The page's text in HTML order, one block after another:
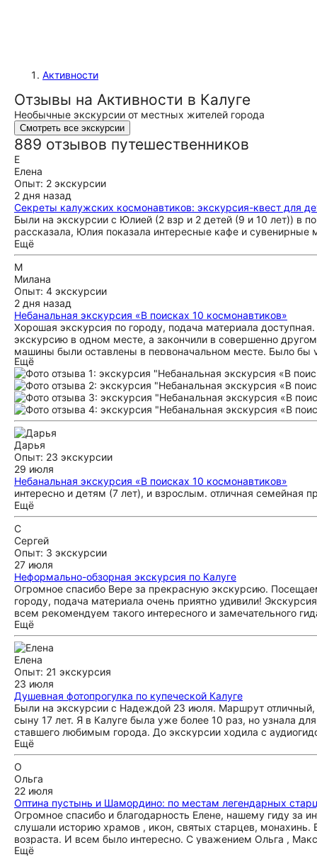
Активности
Отзывы на Активности в Калуге
Необычные экскурсии от местных жителей города
Смотреть все экскурсии
889 отзывов путешественников
Е
Елена
Опыт: 2 экскурсии
2 дня назад
Секреты калужских космонавтиков: экскурсия-квест для
Были на экскурсии с Юлией (2 взр и 2 детей (9 и 10 лет)) в
рассказала, Юлия показала интересные кафе и
Ещё
М
Милана
Опыт: 4 экскурсии
2 дня назад
Небанальная экскурсия «В поисках 10 космонавтиков»
Хорошая экскурсия по городу, подача материала
экскурсию в одном месте, а закончили в совершенно
машины были оставлены в первоначальном месте. Было бы
бы удобнее если бы карты с космонавтиками (которую вы
хотя бы часть карты, что бы для детей это был как квест и
поискали космонавтиков и погуляли.
Ещё
Дарья
Опыт: 23 экскурсии
29 июля
Небанальная экскурсия «В поисках 10 космонавтиков»
интересно и детям (7 лет), и взрослым. отличная семейная
Ещё
С
Сергей
Опыт: 3 экскурсии
27 июля
Неформально-обзорная экскурсия по Калуге
Огромное спасибо Вере за прекрасную экскурсию.
городу, подача материала очень приятно удивили!
всем рекомендуем такого интересного и замечательного
Ещё
Елена
Опыт: 21 экскурсия
23 июля
Душевная фотопрогулка по купеческой Калуге
Были на экскурсии с Надеждой 23 июля. Маршрут
сыну 17 лет. Я в Калуге была уже более 10 раз, но узнала
ставшего любимым города. До экскурсии ходила с
информативнее. С удовольствием рекомендую Надежду
Ещё
О
Ольга
22 июля
Оптина пустынь и Шамордино: по местам легендарных
Огромное спасибо и благодарность Елене, нашему гиду
слушали историю храмов , икон, святых старцев, монахинь.
возраста. И всем было интересно. С уважением Ольга ,
Ещё